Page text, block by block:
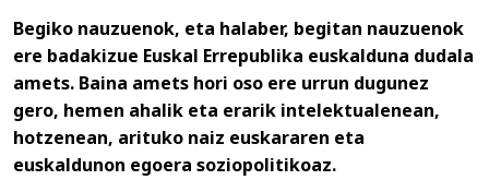
Begiko nauzuenok, eta halaber, begitan nauzuenok
ere badakizue Euskal Errepublika euskalduna dudala
amets. Baina amets hori oso ere urrun dugunez
gero, hemen ahalik eta erarik intelektualenean,
hotzenean, arituko naiz euskararen eta
euskaldunon egoera soziopolitikoaz.